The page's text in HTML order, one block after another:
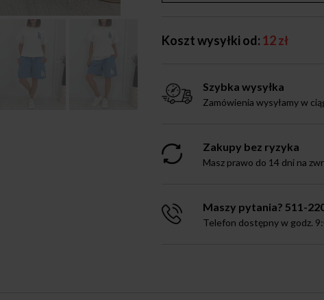
Koszt wysyłki od: 12 zł
Szybka wysyłka
Zamówienia wysyłamy w
Zakupy bez ryzyka
Masz prawo do 14 dni na
Maszy pytania? 511-
Telefon dostępny w godz.